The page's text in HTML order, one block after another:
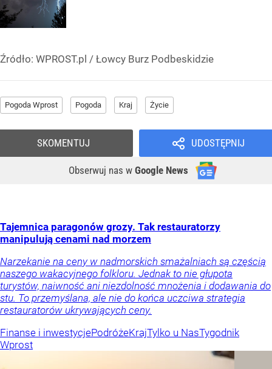
Źródło: WPROST.pl / Łowcy Burz Podbeskidzie
Pogoda Wprost Pogoda Kraj Życie
UDOSTĘPNIJ
Obserwuj nas w Google News
SKOMENTUJ
Tajemnica paragonów grozy. Tak restauratorzy
manipulują cenami nad morzem
Narzekanie na ceny w nadmorskich smażalniach są częścią
naszego wakacyjnego folkloru. Jednak to nie głupota
turystów, naiwność ani niezdolność mnożenia i dodawania do
stu. To przemyślana, ale nie do końca uczciwa strategia
restauratorów ukrywających ceny.
Finanse i inwestycjePodróżeKrajTylko u NasTygodnik
Wprost